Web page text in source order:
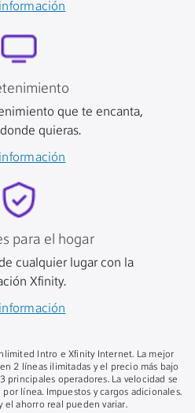
que te encanta,
quieras.
para el hogar
cualquier lugar con la
Xfinity.
Intro e Xfinity Internet. La mejor
2 líneas ilimitadas y el precio más bajo
principales operadores. La velocidad se
línea. Impuestos y cargos adicionales.
el ahorro real pueden variar.